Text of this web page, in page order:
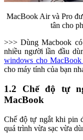
MacBook Air và Pro
tân cho
>>> Dùng Macbook
nhiều người lần đầu
windows cho MacBook
cho máy tính của bạn
1.2 Chế độ tự
MacBook
Chế độ tự ngắt khi pin
quá trình vừa sạc vừa